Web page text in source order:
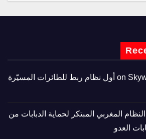
Skywire أول نظام ربط للطائرات المسيّرة
النظام المغربي المبتكر لحماية الدبابات من
العدو